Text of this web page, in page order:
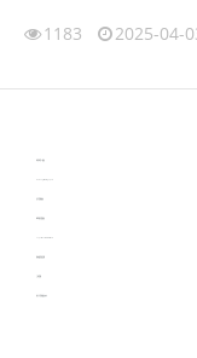
1183 2025-04-